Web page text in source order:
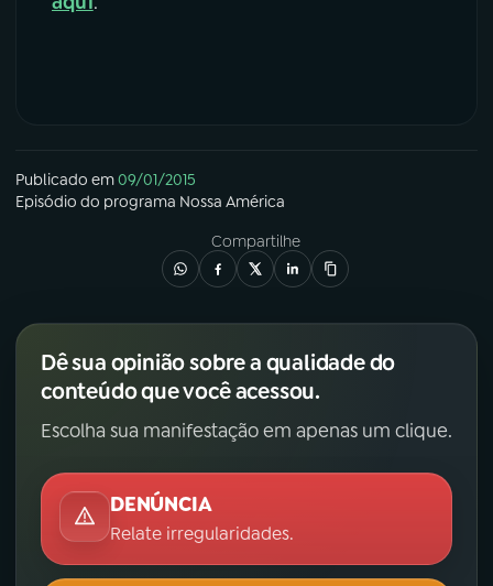
Instagram
Publicado em09/01/2015
Episódio do programa Nossa América
Compartilhe
Dê sua opinião sobre a qualidade do
conteúdo que você acessou.
Escolha sua manifestação em apenas um clique.
DENÚNCIA
Relate irregularidades.